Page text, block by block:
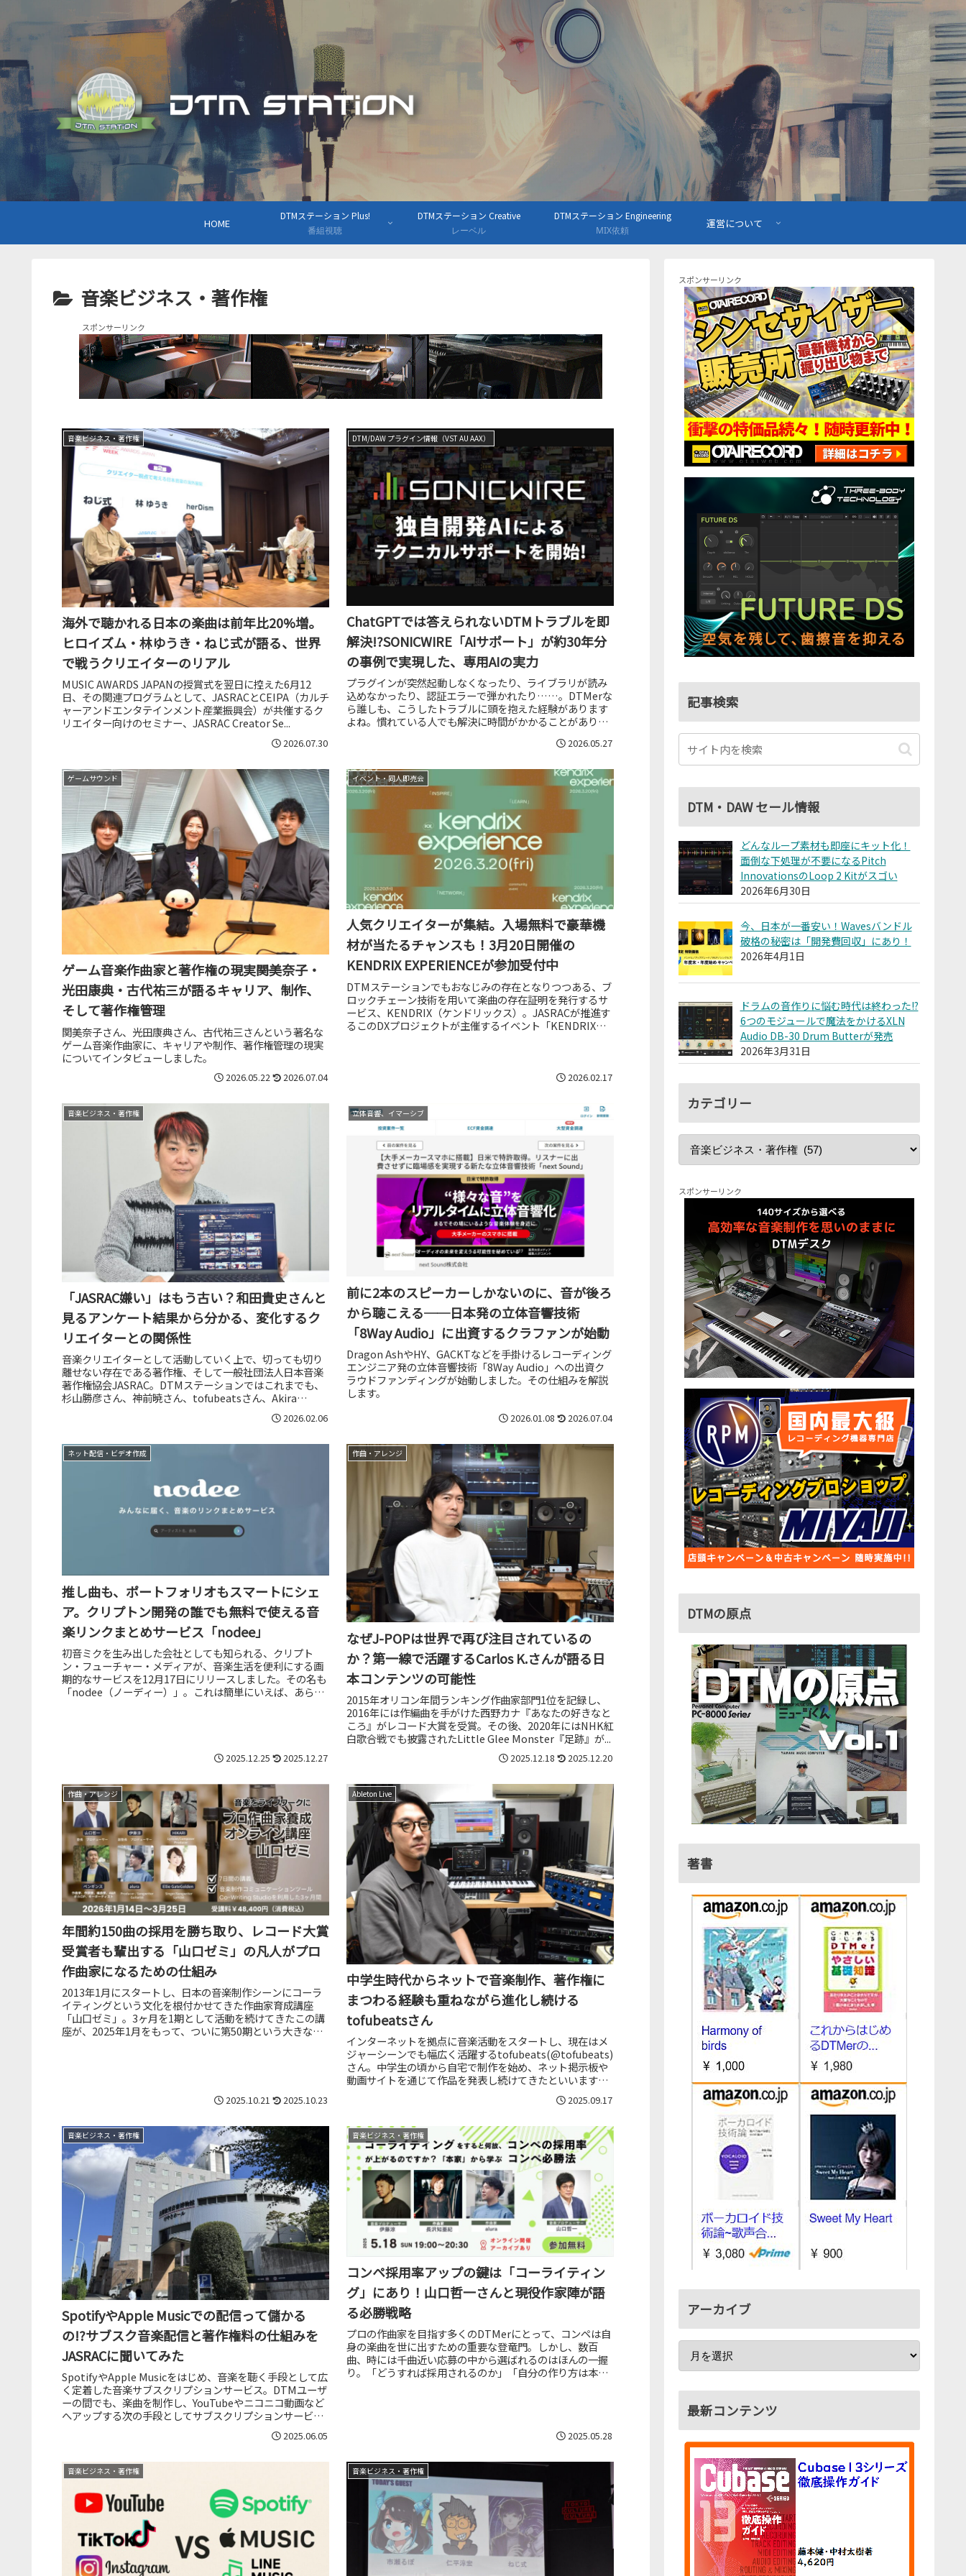
HOME
DTMステーション Plus!
番組視聴
DTMステーション Creative
レーベル
DTMステーション Engineering
MIX依頼
運営について
音楽ビジネス・著作権
スポンサーリンク
音楽ビジネス・著作権
海外で聴かれる日本の楽曲は前年比20%増。
ヒロイズム・林ゆうき・ねじ式が語る、世界
で戦うクリエイターのリアル
MUSIC AWARDS JAPANの授賞式を翌日に控えた6月12
日、その関連プログラムとして、JASRACとCEIPA（カルチ
ャーアンドエンタテインメント産業振興会）が共催するク
リエイター向けのセミナー、JASRAC Creator Se...
2026.07.30
DTM/DAW プラグイン情報（VST AU AAX）
ChatGPTでは答えられないDTMトラブルを即
解決!?SONICWIRE「AIサポート」が約30年分
の事例で実現した、専用AIの実力
プラグインが突然起動しなくなったり、ライブラリが読み
込めなかったり、認証エラーで弾かれたり……。DTMerな
ら誰しも、こうしたトラブルに頭を抱えた経験があります
よね。慣れている人でも解決に時間がかかることがあり、
2026.05.27
ゲームサウンド
ゲーム音楽作曲家と著作権の現実――関美奈子・
光田康典・古代祐三が語るキャリア、制作、
そして著作権管理
関美奈子さん、光田康典さん、古代祐三さんという著名な
ゲーム音楽作曲家に、キャリアや制作、著作権管理の現実
についてインタビューしました。
2026.05.22 2026.07.04
イベント・同人即売会
人気クリエイターが集結。入場無料で豪華機
材が当たるチャンスも！3月20日開催の
KENDRIX EXPERIENCEが参加受付中
DTMステーションでもおなじみの存在となりつつある、ブ
ロックチェーン技術を用いて楽曲の存在証明を発行するサ
ービス、KENDRIX（ケンドリックス）。JASRACが推進す
るこのDXプロジェクトが主催するイベント「KENDRIX
2026.02.17
音楽ビジネス・著作権
「JASRAC嫌い」はもう古い？和田貴史さんと
見るアンケート結果から分かる、変化するク
リエイターとの関係性
音楽クリエイターとして活動していく上で、切っても切り
離せない存在である著作権、そして一般社団法人日本音楽
著作権協会JASRAC。DTMステーションではこれまでも、
杉山勝彦さん、神前暁さん、tofubeatsさん、Akira
2026.02.06
立体音響、イマーシブ
前に2本のスピーカーしかないのに、音が後ろ
から聴こえる──日本発の立体音響技術
「8Way Audio」に出資するクラファンが始動
Dragon AshやHY、GACKTなどを手掛けるレコーディング
エンジニア発の立体音響技術「8Way Audio」への出資ク
ラウドファンディングが始動しました。その仕組みを解説
します。
2026.01.08 2026.07.04
ネット配信・ビデオ作成
推し曲も、ポートフォリオもスマートにシェ
ア。クリプトン開発の誰でも無料で使える音
楽リンクまとめサービス「nodee」
初音ミクを生み出した会社としても知られる、クリプト
ン・フューチャー・メディアが、音楽生活を便利にする画
期的なサービスを12月17日にリリースしました。その名も
「nodee（ノーディー）」。これは簡単にいえば、あらゆ
2025.12.25 2025.12.27
作曲・アレンジ
なぜJ-POPは世界で再び注目されているの
か？第一線で活躍するCarlos K.さんが語る日
本コンテンツの可能性
2015年オリコン年間ランキング作曲家部門1位を記録し、
2016年には作編曲を手がけた西野カナ『あなたの好きなと
ころ』がレコード大賞を受賞。その後、2020年にはNHK紅
白歌合戦でも披露されたLittle Glee Monster『足跡』が...
2025.12.18 2025.12.20
作曲・アレンジ
年間約150曲の採用を勝ち取り、レコード大賞
受賞者も輩出する「山口ゼミ」の凡人がプロ
作曲家になるための仕組み
2013年1月にスタートし、日本の音楽制作シーンにコーラ
イティングという文化を根付かせてきた作曲家育成講座
「山口ゼミ」。3ヶ月を1期として活動を続けてきたこの講
座が、2025年1月をもって、ついに第50期という大きな節
2025.10.21 2025.10.23
Ableton Live
中学生時代からネットで音楽制作、著作権に
まつわる経験も重ねながら進化し続ける
tofubeatsさん
インターネットを拠点に音楽活動をスタートし、現在はメ
ジャーシーンでも幅広く活躍するtofubeats(@tofubeats)
さん。中学生の頃から自宅で制作を始め、ネット掲示板や
動画サイトを通じて作品を発表し続けてきたといいます。
2025.09.17
音楽ビジネス・著作権
SpotifyやApple Musicでの配信って儲かる
の!?サブスク音楽配信と著作権料の仕組みを
JASRACに聞いてみた
SpotifyやApple Musicをはじめ、音楽を聴く手段として広
く定着した音楽サブスクリプションサービス。DTMユーザ
ーの間でも、楽曲を制作し、YouTubeやニコニコ動画など
へアップする次の手段としてサブスクリプションサービス
2025.06.05
音楽ビジネス・著作権
コンペ採用率アップの鍵は「コーライティン
グ」にあり！山口哲一さんと現役作家陣が語
る必勝戦略
プロの作曲家を目指す多くのDTMerにとって、コンペは自
身の楽曲を世に出すための重要な登竜門。しかし、数百
曲、時には千曲近い応募の中から選ばれるのはほんの一握
り。「どうすれば採用されるのか」「自分の作り方は本当
2025.05.28
音楽ビジネス・著作権 音楽ビジネス・著作権
スポンサーリンク
記事検索
DTM・DAW セール情報
どんなループ素材も即座にキット化！
面倒な下処理が不要になるPitch
InnovationsのLoop 2 Kitがスゴい
2026年6月30日
今、日本が一番安い！Wavesバンドル
破格の秘密は「開発費回収」にあり！
2026年4月1日
ドラムの音作りに悩む時代は終わった!?
6つのモジュールで魔法をかけるXLN
Audio DB-30 Drum Butterが発売
2026年3月31日
カテゴリー
スポンサーリンク
DTMの原点
著書
アーカイブ
最新コンテンツ